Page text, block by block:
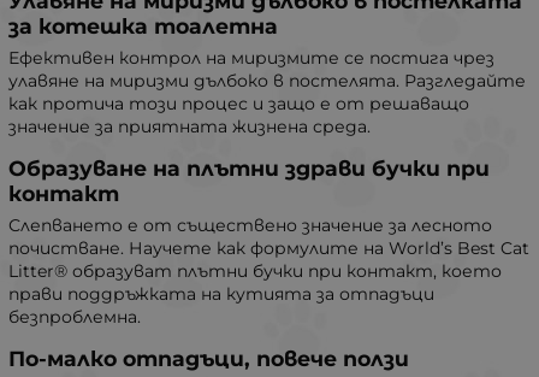
за котешка тоалетна
Ефективен контрол на миризмите се постига чрез
улавяне на миризми дълбоко в постелята. Разгледайте
как протича този процес и защо е от решаващо
значение за приятната жизнена среда.
Образуване на плътни здрави бучки при
контакт
Слепването е от съществено значение за лесното
почистване. Научете как формулите на World’s Best Cat
Litter® образуват плътни бучки при контакт, което
прави поддръжката на кутията за отпадъци
безпроблемна.
По-малко отпадъци, повече ползи